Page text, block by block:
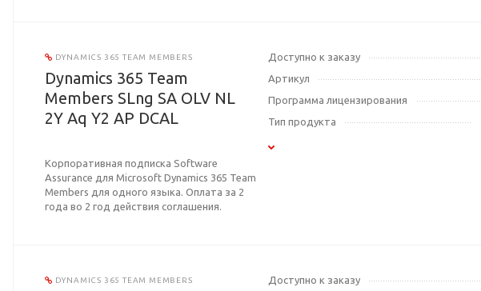
DYNAMICS 365 TEAM MEMBERS
Dynamics 365 Team
Members SLng SA OLV NL
2Y Aq Y2 AP DCAL
Корпоративная подписка Software
Assurance для Microsoft Dynamics 365 Team
Members для одного языка. Оплата за 2
года во 2 год действия соглашения.
Доступно к заказу
Артикул
Программа лицензирования
Тип продукта
DYNAMICS 365 TEAM MEMBERS
Доступно к заказу